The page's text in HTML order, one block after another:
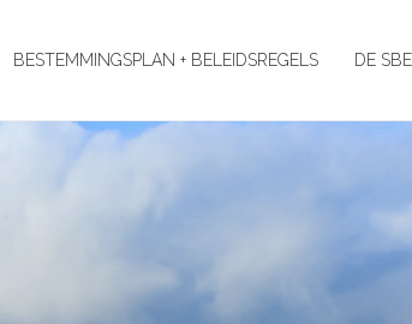
BESTEMMINGSPLAN + BELEIDSREGELS DE